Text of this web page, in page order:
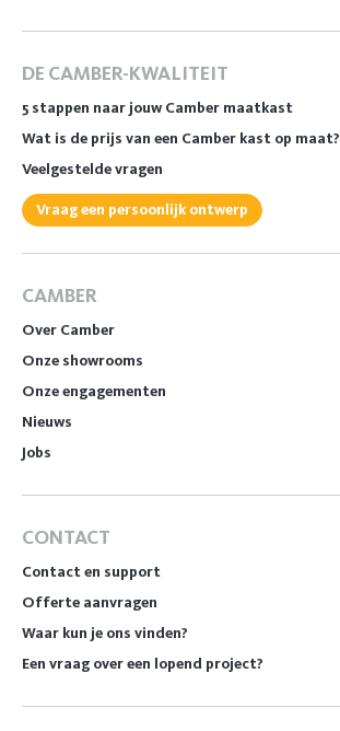
DE CAMBER-KWALITEIT
5 stappen naar jouw Camber maatkast
Wat is de prijs van een Camber kast op maat?
Veelgestelde vragen
Vraag een persoonlijk ontwerp
CAMBER
Over Camber
Onze showrooms
Onze engagementen
Nieuws
Jobs
CONTACT
Contact en support
Offerte aanvragen
Waar kun je ons vinden?
Een vraag over een lopend project?